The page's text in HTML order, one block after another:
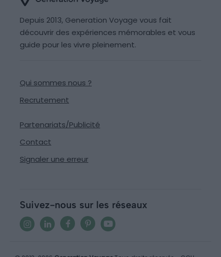
Depuis 2013, Generation Voyage vous fait
découvrir des expériences mémorables et vous
guide pour les vivre pleinement.
Qui sommes nous ?
Recrutement
Partenariats/Publicité
Contact
Signaler une erreur
Suivez-nous sur les réseaux